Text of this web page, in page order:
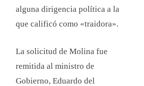
alguna dirigencia política a la
que calificó como «traidora».
La solicitud de Molina fue
remitida al ministro de
Gobierno, Eduardo del